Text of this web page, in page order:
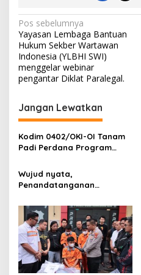
i
N
a
v
i
a
s
i
o
Pos sebelumnya
Yayasan Lembaga Bantuan
Hukum Sekber Wartawan
Indonesia (YLBHI SWI)
menggelar webinar
pengantar Diklat Paralegal.
Jangan Lewatkan
Kodim 0402/OKI-OI Tanam
Padi Perdana Program
Benawa
Wujud nyata,
Penandatanganan
Berantas Halinar di
Lingkungan
Pemasyarakatan
Kayuagung ( LP )